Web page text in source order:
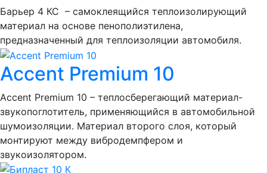
Барьер 4 КС – самоклеящийся теплоизолирующий
материал на основе пенополиэтилена,
предназначенный для теплоизоляции автомобиля.
Accent Premium 10
Accent Premium 10 – теплосберегающий материал-
звукопоглотитель, применяющийся в автомобильной
шумоизоляции. Материал второго слоя, который
монтируют между вибродемпфером и
звукоизолятором.